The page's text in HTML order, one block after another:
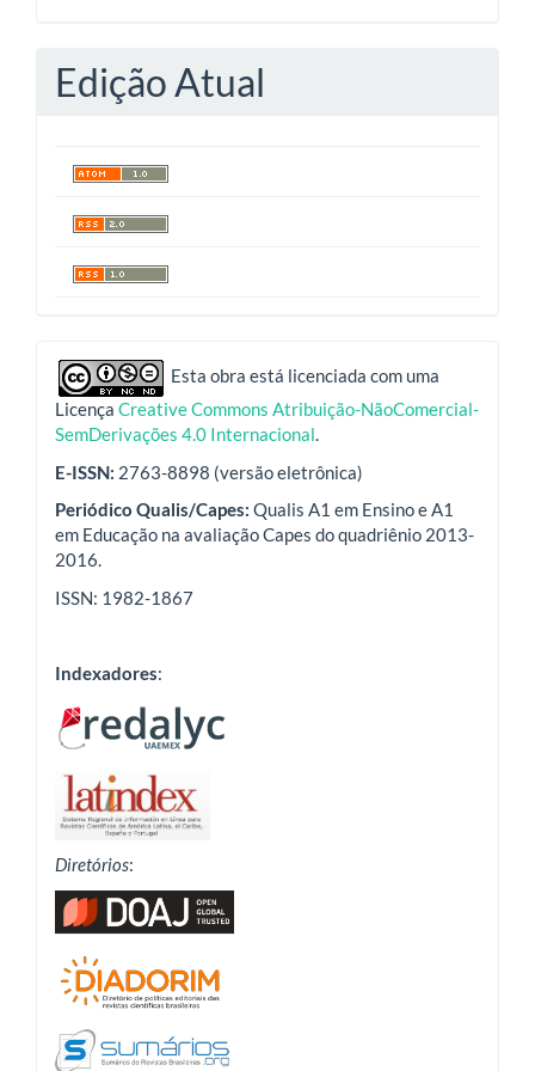
Edição Atual
indexadoresEsta obra está licenciada com uma
Licença Creative Commons Atribuição-NãoComercial-
SemDerivações 4.0 Internacional.
E-ISSN: 2763-8898 (versão eletrônica)
Periódico Qualis/Capes: Qualis A1 em Ensino e A1
em Educação na avaliação Capes do quadriênio 2013-
2016.
ISSN: 1982-1867
Indexadores:
Diretórios: